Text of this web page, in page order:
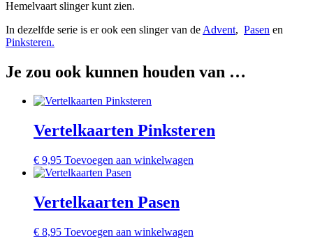
Hemelvaart slinger kunt zien.
In dezelfde serie is er ook een slinger van de Advent, Pasen en
Pinksteren.
Je zou ook kunnen houden van …
Vertelkaarten Pinksteren
€ 9,95 Toevoegen aan winkelwagen
Vertelkaarten Pasen
€ 8,95 Toevoegen aan winkelwagen